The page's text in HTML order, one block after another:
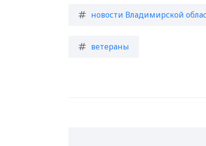
новости Владимирской
ветераны